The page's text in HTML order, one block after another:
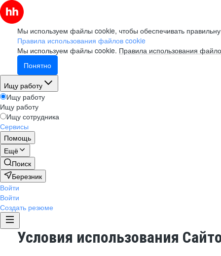
Мы используем файлы cookie, чтобы обеспечивать
Правила использования файлов cookie
Мы используем файлы cookie. Правила использования
Понятно
Ищу работу
Ищу работу
Ищу работу
Ищу сотрудника
Сервисы
Помощь
Ещё
Поиск
Березник
Войти
Войти
Создать резюме
Условия использования